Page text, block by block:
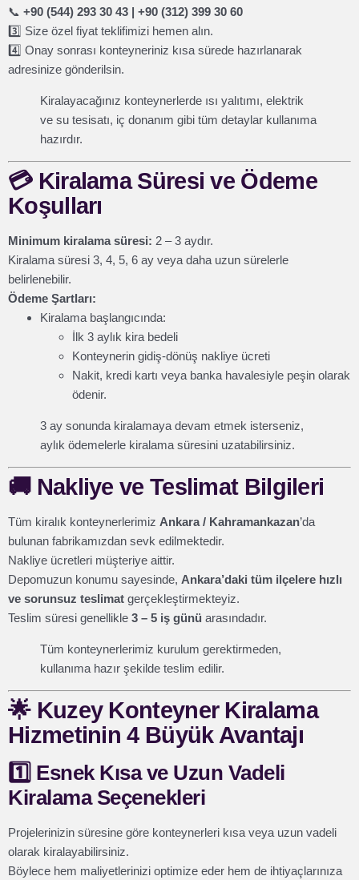
📞 +90 (544) 293 30 43 | +90 (312) 399 30 60
3️⃣ Size özel fiyat teklifimizi hemen alın.
4️⃣ Onay sonrası konteyneriniz kısa sürede hazırlanarak
adresinize gönderilsin.
Kiralayacağınız konteynerlerde ısı yalıtımı, elektrik
ve su tesisatı, iç donanım gibi tüm detaylar kullanıma
hazırdır.
💳 Kiralama Süresi ve Ödeme
Koşulları
Minimum kiralama süresi: 2 – 3 aydır.
Kiralama süresi 3, 4, 5, 6 ay veya daha uzun sürelerle
belirlenebilir.
Ödeme Şartları:
Kiralama başlangıcında:
İlk 3 aylık kira bedeli
Konteynerin gidiş-dönüş nakliye ücreti
Nakit, kredi kartı veya banka havalesiyle peşin olarak
ödenir.
3 ay sonunda kiralamaya devam etmek isterseniz,
aylık ödemelerle kiralama süresini uzatabilirsiniz.
🚚 Nakliye ve Teslimat Bilgileri
Tüm kiralık konteynerlerimiz Ankara / Kahramankazan’da
bulunan fabrikamızdan sevk edilmektedir.
Nakliye ücretleri müşteriye aittir.
Depomuzun konumu sayesinde, Ankara’daki tüm ilçelere hızlı
ve sorunsuz teslimat gerçekleştirmekteyiz.
Teslim süresi genellikle 3 – 5 iş günü arasındadır.
Tüm konteynerlerimiz kurulum gerektirmeden,
kullanıma hazır şekilde teslim edilir.
🌟 Kuzey Konteyner Kiralama
Hizmetinin 4 Büyük Avantajı
1️⃣ Esnek Kısa ve Uzun Vadeli
Kiralama Seçenekleri
Projelerinizin süresine göre konteynerleri kısa veya uzun vadeli
olarak kiralayabilirsiniz.
Böylece hem maliyetlerinizi optimize eder hem de ihtiyaçlarınıza